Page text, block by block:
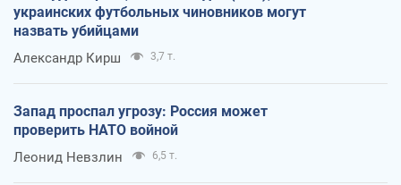
украинских футбольных чиновников могут
назвать убийцами
Александр Кирш 3,7 т.
Запад проспал угрозу: Россия может
проверить НАТО войной
Леонид Невзлин 6,5 т.